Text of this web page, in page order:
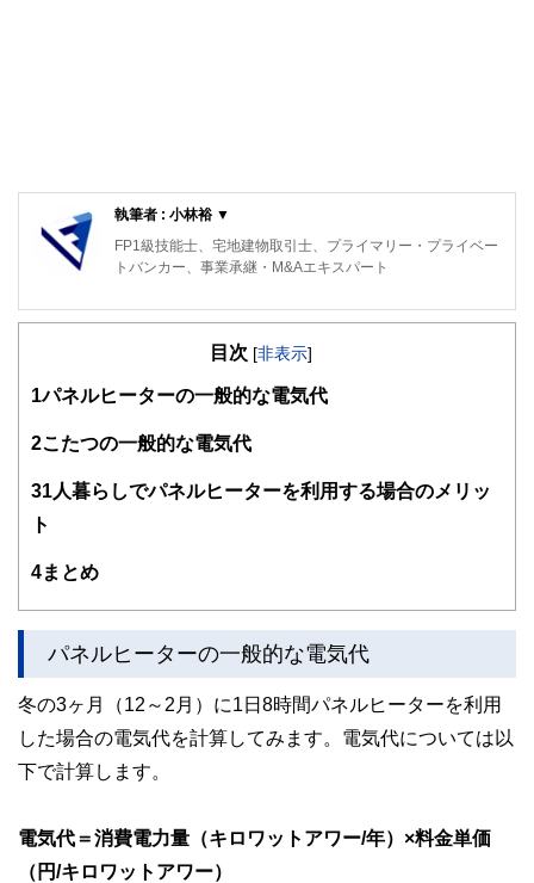
執筆者 : 小林裕 ▼
FP1級技能士、宅地建物取引士、プライマリー・プライベー
トバンカー、事業承継・M&Aエキスパート
目次 [非表示]
1 パネルヒーターの一般的な電気代
2こたつの一般的な電気代
31人暮らしでパネルヒーターを利用する場合のメリッ
ト
4まとめ
パネルヒーターの一般的な電気代
冬の3ヶ月（12～2月）に1日8時間パネルヒーターを利用
した場合の電気代を計算してみます。電気代については以
下で計算します。
電気代＝消費電力量（キロワットアワー/年）×料金単価
（円/キロワットアワー）